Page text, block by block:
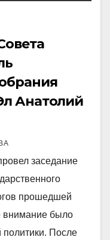
Анатолий
заседание
прошедшей
внимание было
После